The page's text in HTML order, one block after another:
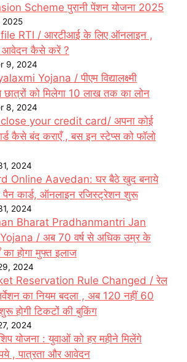
Scheme पुरानी पेंशन योजना 2025
2025
RTI / आरटीआई के लिए ऑनलाइन ,
कैसे करें ?
9, 2024
Yojana / पीएम विद्यालक्ष्मी
छात्रों को मिलेगा 10 लाख तक का लोन
8, 2024
your credit card/ अपना कोई
कैसे बंद कराएँ , बस इन स्टेप्स को फॉलो
2024
Online Aavedan: घर बैठे खुद बनाये
पैन कार्ड, ऑनलाइन रजिस्ट्रेशन शुरू
2024
Bharat Pradhanmantri Jan
/ अब 70 वर्ष से अधिक उम्र के
का होगा मुफ्त इलाज
2024
Reservation Rule Changed / रेल
का नियम बदला , अब 120 नहीं 60
होगी टिकटों की बुकिंग
2024
योजना : युवाओं को हर महीने मिलेंगे
, पात्रता और आवेदन